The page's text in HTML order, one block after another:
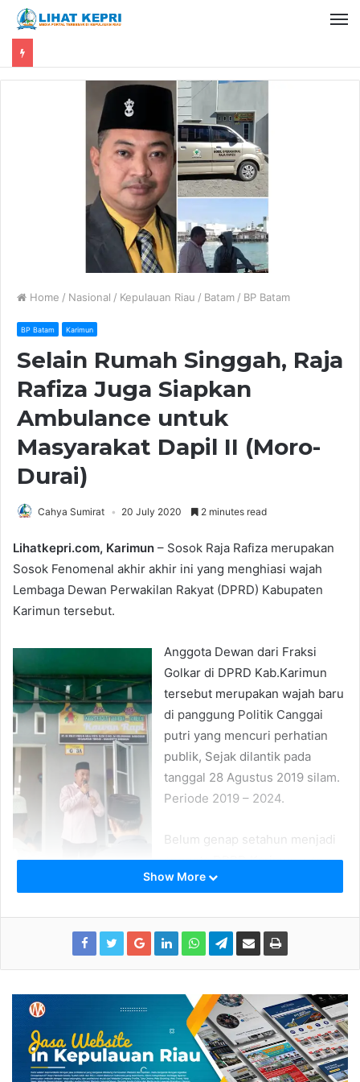
Home / Nasional / Kepulauan Riau / Batam / BP Batam
BP Batam Karimun
Selain Rumah Singgah, Raja
Rafiza Juga Siapkan
Ambulance untuk
Masyarakat Dapil II (Moro-
Durai)
Cahya Sumirat 20 July 2020 2 minutes read
Lihatkepri.com, Karimun – Sosok Raja Rafiza merupakan
Sosok Fenomenal akhir akhir ini yang menghiasi wajah
Lembaga Dewan Perwakilan Rakyat (DPRD) Kabupaten
Karimun tersebut.
Raja Rafiza, ST
Anggota Dewan dari Fraksi
Golkar di DPRD Kab.Karimun
tersebut merupakan wajah baru
di panggung Politik Canggai
putri yang mencuri perhatian
publik, Sejak dilantik pada
tanggal 28 Agustus 2019 silam.
Periode 2019 – 2024.
Belum genap setahun menjadi
anggota DPRD Karimun, yang
terpilih mewakili masyarakat
Moro – Durai.
karya bakti nya untuk masyarakat Moro – Durai yang
menjadi daerah pemilihan nya tersebut.
Hal ini dibuktikan dengan Kurang dari 2 bulan sejak dilantik
Show More